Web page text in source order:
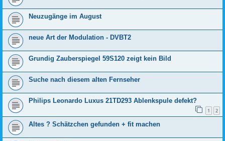
Neuzugänge im August
neue Art der Modulation - DVBT2
Grundig Zauberspiegel 59S120 zeigt kein Bild
Suche nach diesem alten Fernseher
Philips Leonardo Luxus 21TD293 Ablenkspule defekt?
1 2
Altes ? Schätzchen gefunden + fit machen